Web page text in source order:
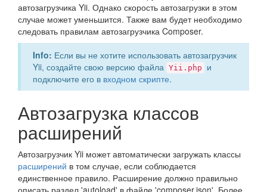
автозагрузчика Yii. Однако скорость автозагрузки в этом
случае может уменьшится. Также вам будет необходимо
следовать правилам автозагрузчика Composer.
Info: Если вы не хотите использовать автозагрузчик
Yii, создайте свою версию файла Yii.php
и
подключите его в входном скрипте.
Автозагрузка классов
расширений
Автозагрузчик Yii может автоматически загружать классы
расширений в том случае, если соблюдается
единственное правило. Расширение должно правильно
описать раздел 'autoload' в файле 'composer.json'. Более